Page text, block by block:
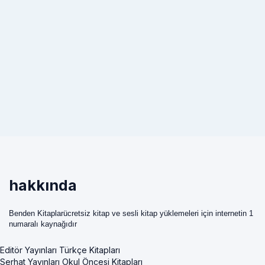
hakkında
Benden Kitaplarücretsiz kitap ve sesli kitap yüklemeleri için internetin 1
numaralı kaynağıdır
Editör Yayınları Türkçe Kitapları
Serhat Yayınları Okul Öncesi Kitapları